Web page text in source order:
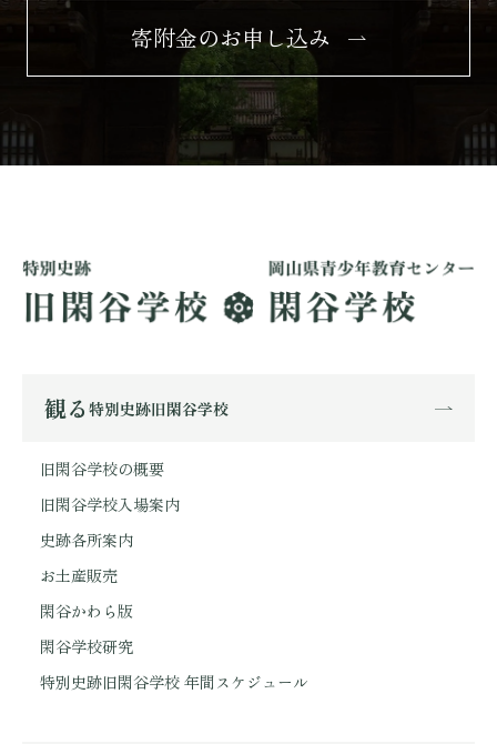
寄附金のお申し込み
観る 特別史跡旧閑谷学校
旧閑谷学校の概要
旧閑谷学校入場案内
史跡各所案内
お土産販売
閑谷かわら版
閑谷学校研究
特別史跡旧閑谷学校 年間スケジュール